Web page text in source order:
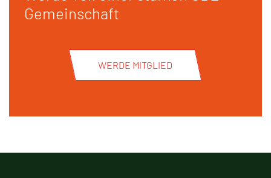
Gemeinschaft
WERDE MITGLIED